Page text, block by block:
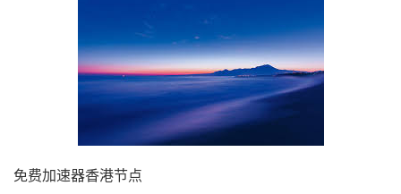
免费加速器香港节点